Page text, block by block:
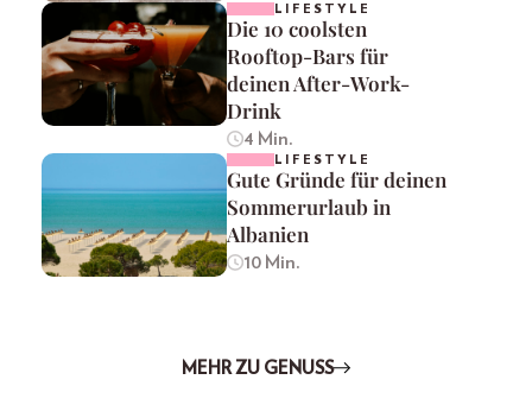
LIFESTYLE
Die 10 coolsten
Rooftop-Bars für
deinen After-Work-
Drink
4 Min.
LIFESTYLE
Gute Gründe für deinen
Sommerurlaub in
Albanien
10 Min.
MEHR ZU GENUSS